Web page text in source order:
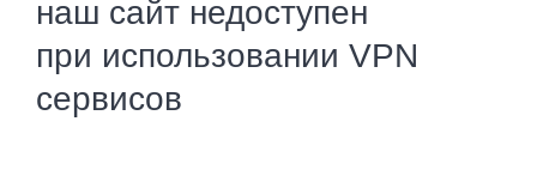
наш сайт недоступен
при использовании VPN
сервисов